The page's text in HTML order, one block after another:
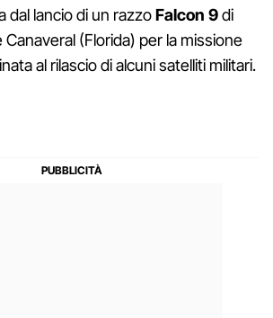
dal lancio di un razzoFalcon 9di
Canaveral (Florida) per la missione
al rilascio di alcuni satelliti militari.